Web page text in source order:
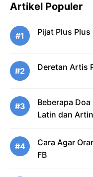
Artikel Populer
#1 Pijat Plus
#2 Deretan Artis
#3
Beberapa
Latin dan
#4
Cara Agar
FB